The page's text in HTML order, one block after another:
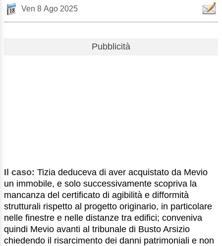
Ven 8 Ago 2025
Pubblicità
Il caso: Tizia deduceva di aver acquistato da Mevio
un immobile, e solo successivamente scopriva la
mancanza del certificato di agibilità e difformità
strutturali rispetto al progetto originario, in particolare
nelle finestre e nelle distanze tra edifici; conveniva
quindi Mevio avanti al tribunale di Busto Arsizio
chiedendo il risarcimento dei danni patrimoniali e non